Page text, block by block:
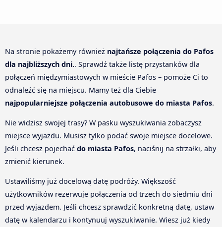
Na stronie pokażemy również najtańsze połączenia do Pafos
dla najbliższych dni.. Sprawdź także listę przystanków dla
połączeń międzymiastowych w mieście Pafos – pomoże Ci to
odnaleźć się na miejscu. Mamy też dla Ciebie
najpopularniejsze połączenia autobusowe do miasta Pafos.
Nie widzisz swojej trasy? W pasku wyszukiwania zobaczysz
miejsce wyjazdu. Musisz tylko podać swoje miejsce docelowe.
Jeśli chcesz pojechać do miasta Pafos, naciśnij na strzałki, aby
zmienić kierunek.
Ustawiliśmy już docelową datę podróży. Większość
użytkowników rezerwuje połączenia od trzech do siedmiu dni
przed wyjazdem. Jeśli chcesz sprawdzić konkretną datę, ustaw
datę w kalendarzu i kontynuuj wyszukiwanie. Wiesz już kiedy